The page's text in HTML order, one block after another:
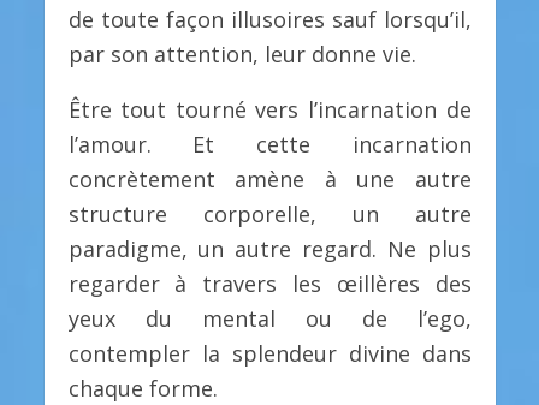
de toute façon illusoires sauf lorsqu’il,
par son attention, leur donne vie.
Être tout tourné vers l’incarnation de
l’amour. Et cette incarnation
concrètement amène à une autre
structure corporelle, un autre
paradigme, un autre regard. Ne plus
regarder à travers les œillères des
yeux du mental ou de l’ego,
contempler la splendeur divine dans
chaque forme.